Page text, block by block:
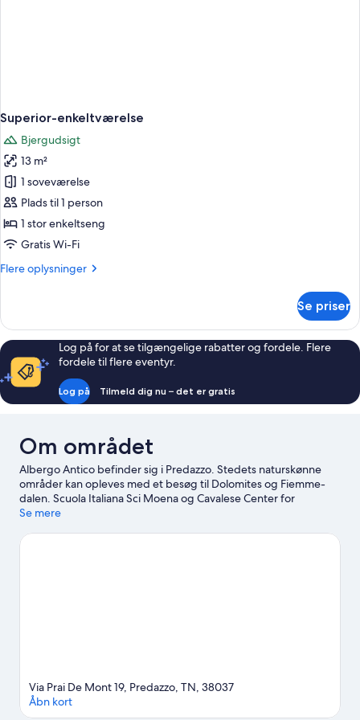
Superior-enkeltværelse
Bjergudsigt
13 m²
1 soveværelse
Plads til 1 person
1 stor enkeltseng
Gratis Wi-Fi
Flere oplysninger
Flere
enkeltværelse
Se priser
Log på for at se tilgængelige rabatter og fordele. Flere
fordele til flere eventyr.
Log på Tilmeld dig nu – det er gratis
Om området
Albergo Antico befinder sig i Predazzo. Stedets naturskønne
områder kan opleves med et besøg til Dolomites og Fiemme-
dalen. Scuola Italiana Sci Moena og Cavalese Center for
Moderne Kunst er også et besøg værd. Indtag de nærliggende
eller undersøg mulighederne for andre udendørsoplevelser
Se mere
Via Prai De Mont 19, Predazzo, TN, 38037
Åbn kort